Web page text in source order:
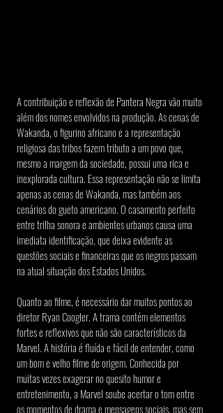
A contribuição e reflexão de Pantera Negra vão muito
além dos nomes envolvidos na produção. As cenas de
Wakanda, o figurino africano e a representação
religiosa das tribos fazem tributo a um povo que,
mesmo a margem da sociedade, possui uma rica e
inexplorada cultura. Essa representação não se limita
apenas as cenas de Wakanda, mas também aos
cenários do gueto americano. O casamento perfeito
entre trilha sonora e ambientes urbanos causa uma
imediata identificação, que deixa evidente as
questões sociais e financeiras que os negros passam
na atual situação dos Estados Unidos.
Quanto ao filme, é necessário dar muitos pontos ao
diretor Ryan Coogler. A trama contém elementos
fortes e reflexivos que não são característicos da
Marvel. A história é fluída e fácil de entender, como
um bom e velho filme de origem. Conhecida por
muitas vezes exagerar no quesito humor e
entretenimento, a Marvel soube acertar o tom entre
os momentos de drama e mensagens sociais, mas sem